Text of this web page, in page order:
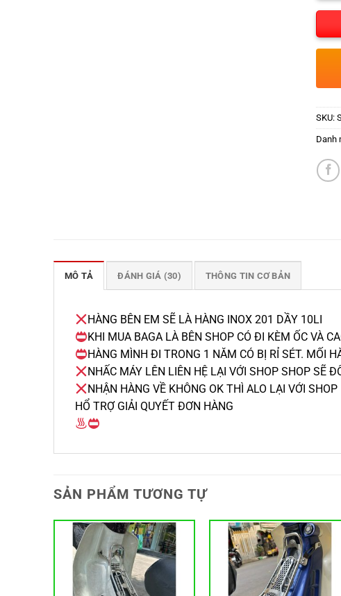
SKU:
Danh
MÔ TẢ ĐÁNH GIÁ (30) THÔNG TIN CƠ BẢN
HÀNG BÊN EM SẼ LÀ HÀNG INOX 201 DẦY 10LI
KHI MUA BAGA LÀ BÊN SHOP CÓ ĐI KÈM ỐC VÀ
HÀNG MÌNH ĐI TRONG 1 NĂM CÓ BỊ RỈ SÉT. MỐI
NHẤC MÁY LÊN LIÊN HỆ LẠI VỚI SHOP SHOP SẼ
NHẬN HÀNG VỀ KHÔNG OK THÌ ALO LẠI VỚI SHOP
HỔ TRỢ GIẢI QUYẾT ĐƠN HÀNG
SẢN PHẨM TƯƠNG TỰ